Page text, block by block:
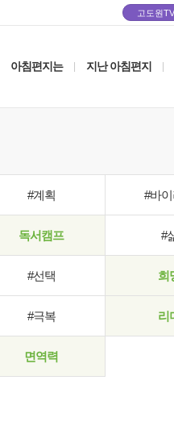
고도원TV
아침편지는 지난 아침편지
#계획 #바
독서캠프 #
#선택 희
#극복 리
면역력